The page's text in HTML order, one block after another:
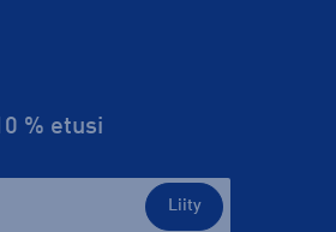
% etusi
Liity